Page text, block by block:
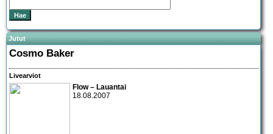
Jutut
Cosmo Baker
Livearviot
Flow – Lauantai
18.08.2007